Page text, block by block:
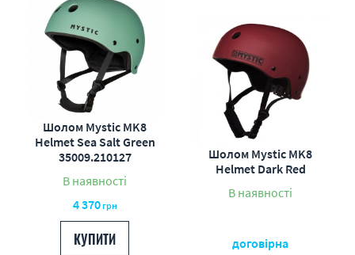
Шолом Mystic MK8
Helmet Sea Salt Green
35009.210127
В наявності
4 370грн
КУПИТИ
Шолом Mystic MK8
Helmet Dark Red
В наявності
договірна